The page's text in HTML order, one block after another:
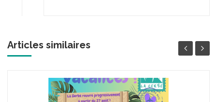
Articles similaires